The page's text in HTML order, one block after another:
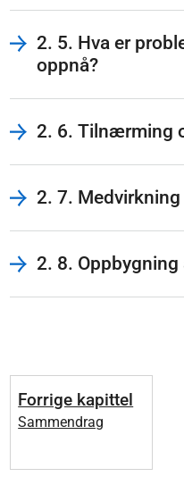
2. 5. Hva er
oppnå?
2. 6. Tilnærming
2. 7. Medvirkning
2. 8.
Forrige kapittel
Sammendrag